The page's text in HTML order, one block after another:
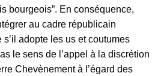
bourgeois”. En conséquence,
au cadre républicain
adopte les us et coutumes
le sens de l’appel à la discrétion
Chevènement à l’égard des